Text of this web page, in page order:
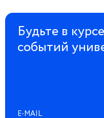
Будьте в
событий